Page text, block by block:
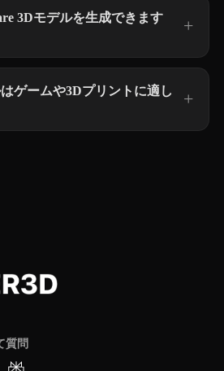
3Dモデルを生成できます
ゲームや3Dプリントに適し
質問